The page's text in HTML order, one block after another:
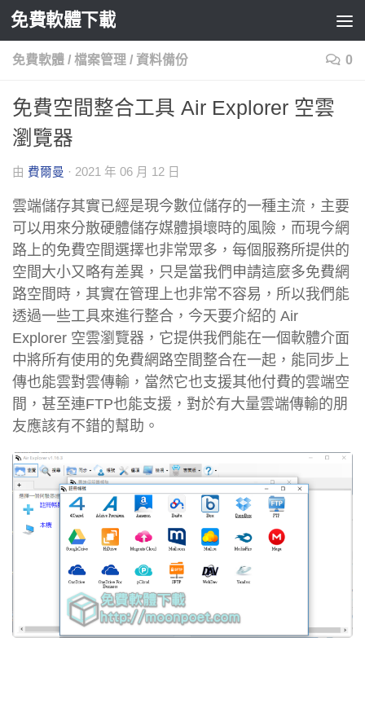
Skip to content
免費軟體下載
免費軟體 / 檔案管理 / 資料備份 0
免費空間整合工具 Air Explorer 空雲
瀏覽器
由 費爾曼 · 2021 年 06 月 12 日
雲端儲存其實已經是現今數位儲存的一種主流，主要
可以用來分散硬體儲存媒體損壞時的風險，而現今網
路上的免費空間選擇也非常眾多，每個服務所提供的
空間大小又略有差異，只是當我們申請這麼多免費網
路空間時，其實在管理上也非常不容易，所以我們能
透過一些工具來進行整合，今天要介紹的 Air
Explorer 空雲瀏覽器，它提供我們能在一個軟體介面
中將所有使用的免費網路空間整合在一起，能同步上
傳也能雲對雲傳輸，當然它也支援其他付費的雲端空
間，甚至連FTP也能支援，對於有大量雲端傳輸的朋
友應該有不錯的幫助。